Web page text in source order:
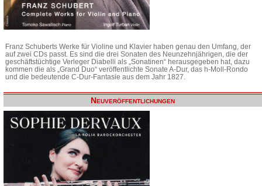
Franz Schuberts Werke für Violine und Klavier haben genau den Umfang, der
auf zwei CDs passt. Es sind die drei Sonaten des Neunzehnjährigen, die der
geschäftstüchtige Verleger Diabelli als „Sonatinen“ herausgegeben hat, dazu
kommen die als „Grand Duo“ veröffentlichte Sonate A-Dur, das h-Moll-Rondo
und die bedeutende C-Dur-Fantasie aus dem Jahr 1827.
Neuveröffentlichungen